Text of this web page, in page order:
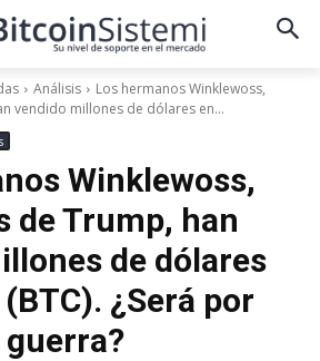
Análisis
Los hermanos Winklewoss,
vendido millones de dólares en...
Winklewoss,
de Trump, han
de dólares
¿Será por
guerra?